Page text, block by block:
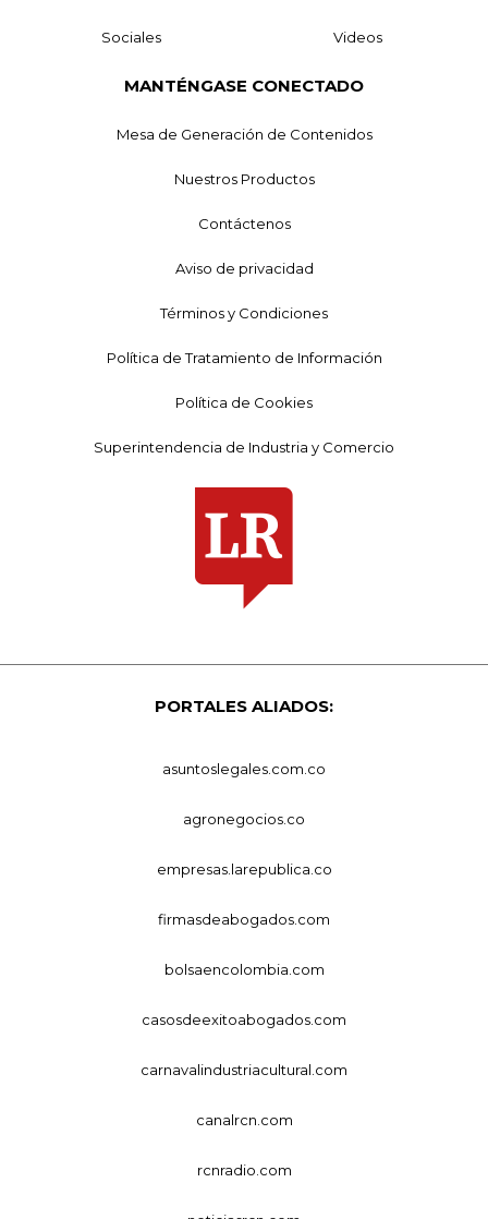
Sociales Videos
MANTÉNGASE CONECTADO
Mesa de Generación de Contenidos
Nuestros Productos
Contáctenos
Aviso de privacidad
Términos y Condiciones
Política de Tratamiento de Información
Política de Cookies
Superintendencia de Industria y Comercio
PORTALES ALIADOS:
asuntoslegales.com.co
agronegocios.co
empresas.larepublica.co
firmasdeabogados.com
bolsaencolombia.com
casosdeexitoabogados.com
carnavalindustriacultural.com
canalrcn.com
rcnradio.com